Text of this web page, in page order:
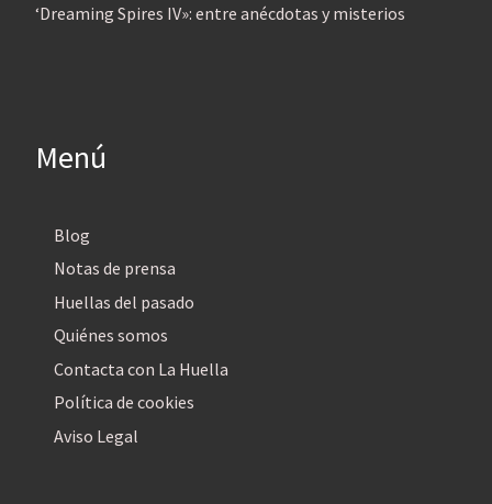
‘Dreaming Spires IV»: entre anécdotas y misterios
Menú
Blog
Notas de prensa
Huellas del pasado
Quiénes somos
Contacta con La Huella
Política de cookies
Aviso Legal